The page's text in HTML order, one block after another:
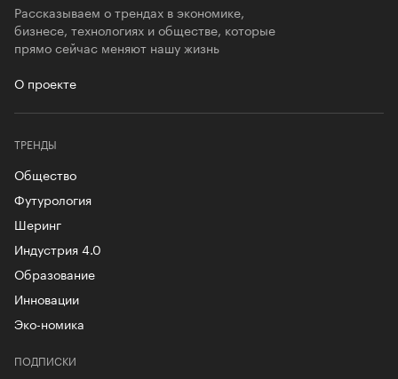
Рассказываем о трендах в экономике,
бизнесе, технологиях и обществе, которые
прямо сейчас меняют нашу жизнь
О проекте
ТРЕНДЫ
Общество
Футурология
Шеринг
Индустрия 4.0
Образование
Инновации
Эко-номика
ПОДПИСКИ